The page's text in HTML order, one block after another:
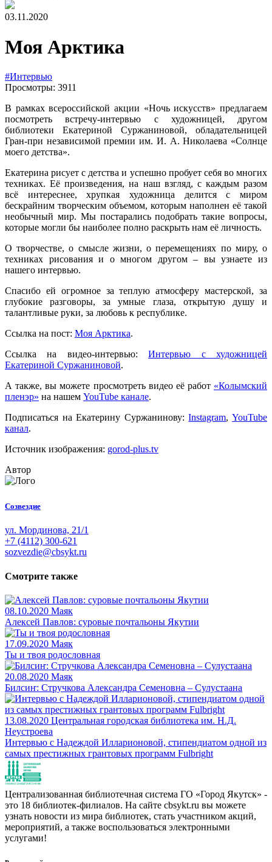
03.11.2020
Моя Арктика
#Интервью
Просмотры: 3911
В рамках всероссийской акции «Ночь искусств» предлагаем
посмотреть встречу-интервью с художницей, другом
библиотеки Екатериной Суржаниновой, обладательницей
Гран-при независимой премии им. И. А. Николаева «Солнце
моего детства».
Екатерина рисует с детства и успешно пробует себя во многих
техниках. Её произведения, на наш взгляд, с каждым разом
всё интереснее, хрупкая художница делится с миром
бескрайним творческим объемом, которым наполнен её такой
необычный мир. Мы постарались подобрать такие вопросы,
которые могли бы наиболее полно раскрыть нам её личность.
О творчестве, о смысле жизни, о перемещениях по миру, о
техниках рисования и о многом другом – вы узнаете из
нашего интервью.
Спасибо ей огромное за теплую атмосферу мастерской, за
глубокие разговоры, за умные глаза, открытую душу и
талантливые руки, за любовь к республике.
Ссылка на пост: Моя Арктика.
Ссылка на видео-интервью:Интервью с художницей
Екатериной Суржаниновой.
А также, вы можете просмотреть видео её работ «Колымский
пленэр» на нашем YouTube канале.
Подписаться на Екатерину Суржанинову:Instagram,YouTube
канал.
Источник изображения: gorod-plus.tv
Автор
Созвездие
ул. Мординова, 21/1
+7 (4112) 300-621
sozvezdie@cbsykt.ru
Смотрите также
08.10.2020 Маяк
Алексей Павлов: суровые почтальоны Якутии
17.09.2020 Маяк
Ты и твоя родословная
20.08.2020 Маяк
Билсиҥ: Стручкова Александра Семеновна – Сулустаана
13.08.2020 Центральная городская библиотека им. Н.Д.
Неустроева
Интервью с Надеждой Илларионовой, стипендиатом одной из
самых престижных грантовых программ Fulbright
Централизованная библиотечная система ГО «Город Якутск» -
это 18 библиотек-филиалов. На сайте cbsykt.ru вы можете
узнать новости из мира библиотек, стать участником акций,
мероприятий, а также воспользоваться электронными
услугами!